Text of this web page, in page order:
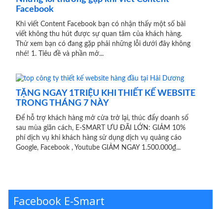
Facebook
Khi viết Content Facebook bạn có nhận thấy một số bài
viết không thu hút được sự quan tâm của khách hàng.
Thử xem bạn có đang gặp phải những lỗi dưới đây không
nhé! 1. Tiêu đề và phần mở...
TẶNG NGAY 1TRIỆU KHI THIẾT KẾ WEBSITE
TRONG THÁNG 7 NÀY
Để hỗ trợ khách hàng mở cửa trở lại, thúc đẩy doanh số
sau mùa giãn cách, E-SMART ƯU ĐÃI LỚN: GIẢM 10%
phí dịch vụ khi khách hàng sử dụng dịch vụ quảng cáo
Google, Facebook , Youtube GIẢM NGAY 1.500.000₫...
Facebook E-Smart